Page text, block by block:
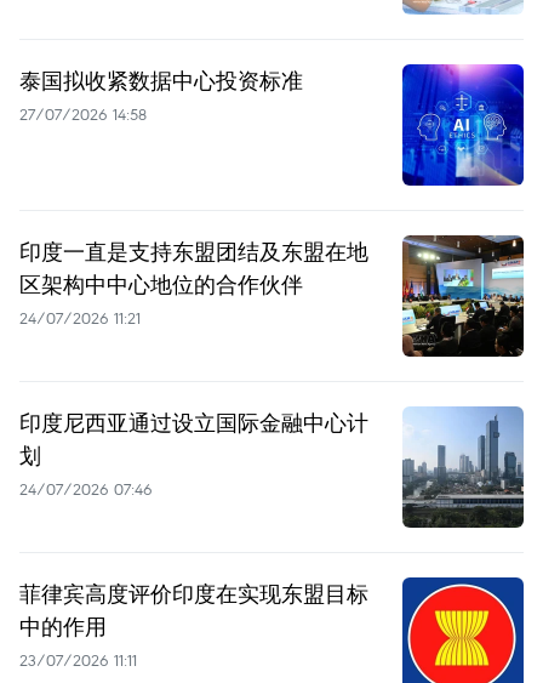
泰国拟收紧数据中心投资标准
27/07/2026 14:58
印度一直是支持东盟团结及东盟在地
区架构中中心地位的合作伙伴
24/07/2026 11:21
印度尼西亚通过设立国际金融中心计
划
24/07/2026 07:46
菲律宾高度评价印度在实现东盟目标
中的作用
23/07/2026 11:11